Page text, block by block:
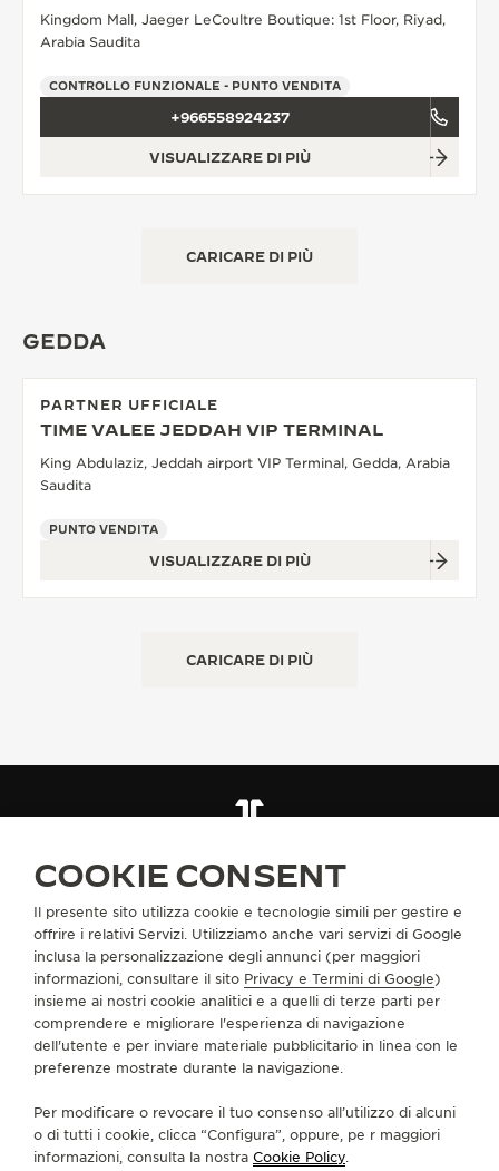
Kingdom Mall, Jaeger LeCoultre Boutique: 1st Floor, Riyad,
Arabia Saudita
CONTROLLO FUNZIONALE - PUNTO VENDITA
+966558924237
VISUALIZZARE DI PIÙ
CARICARE DI PIÙ
GEDDA
PARTNER UFFICIALE
TIME VALEE JEDDAH VIP TERMINAL
King Abdulaziz, Jeddah airport VIP Terminal, Gedda, Arabia
Saudita
PUNTO VENDITA
VISUALIZZARE DI PIÙ
CARICARE DI PIÙ
ARABIA SAUDITA
CI SEGUA
VAI ALLA PAGINA INSTAGRAM DI JAEGER-
VAI ALLA PAGINA LINKEDIN DI JAEGER-
VAI ALLA PAGINA FACEBOOK DI
VAI ALLA PAGINA YOUTUBE
VAI ALLA PAGINA
VAI ALLA PAGINA
INFORMAZIONI SU DI NOI
SERVIZI
CONTATTI
COOKIE CONSENT
Il presente sito utilizza cookie e tecnologie simili per gestire e
offrire i relativi Servizi. Utilizziamo anche vari servizi di Google
inclusa la personalizzazione degli annunci (per maggiori
informazioni, consultare il sito Privacy e Termini di Google)
insieme ai nostri cookie analitici e a quelli di terze parti per
comprendere e migliorare l'esperienza di navigazione
dell'utente e per inviare materiale pubblicitario in linea con le
preferenze mostrate durante la navigazione.
Per modificare o revocare il tuo consenso all’utilizzo di alcuni
o di tutti i cookie, clicca “Configura”, oppure, pe r maggiori
informazioni, consulta la nostra Cookie Policy.